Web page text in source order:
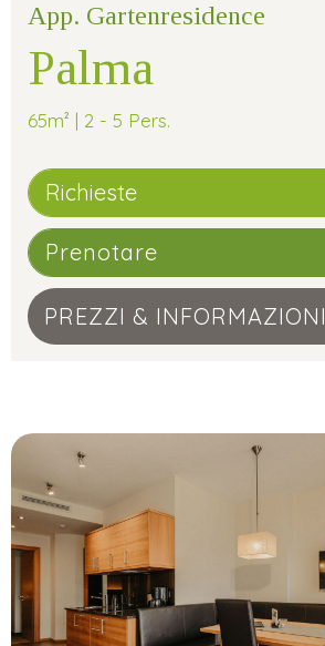
App. Gartenresidence
Palma
65m² | 2 - 5 Pers.
Richieste
Prenotare
PREZZI & INFORMAZIONI